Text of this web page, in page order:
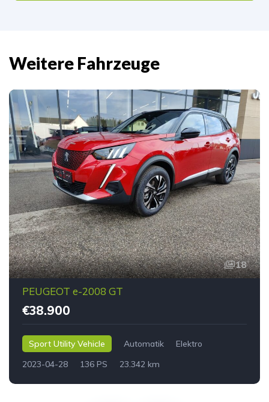
Weitere Fahrzeuge
18
PEUGEOT e-2008 GT
€38.900
Sport Utility Vehicle Automatik
Elektro
2023-04-28
136 PS 23.342 km